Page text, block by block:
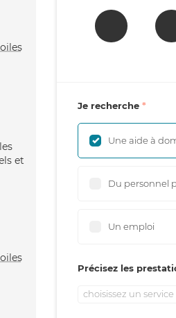
et
Je recherche
Une aide à
Du personnel
Un emploi
Précisez les
choisissez un service